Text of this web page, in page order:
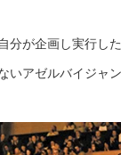
分が企画し実行し
アゼルバイジャン